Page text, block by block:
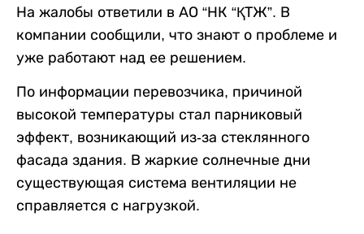
На жалобы ответили в АО “НК “ҚТЖ”. В
компании сообщили, что знают о проблеме и
уже работают над ее решением.
По информации перевозчика, причиной
высокой температуры стал парниковый
эффект, возникающий из-за стеклянного
фасада здания. В жаркие солнечные дни
существующая система вентиляции не
справляется с нагрузкой.